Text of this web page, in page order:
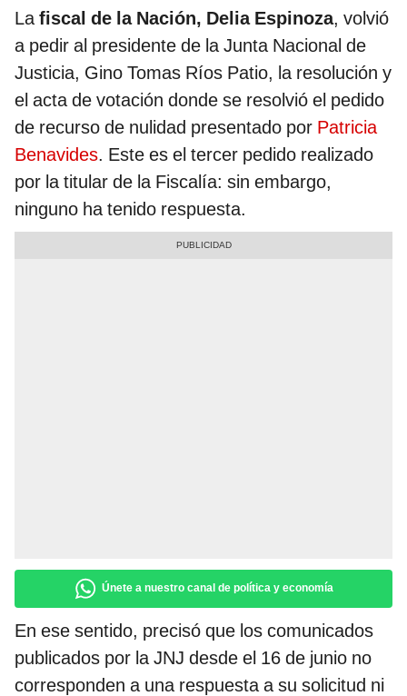
Lafiscal de la Nación, Delia Espinoza, volvió
a pedir al presidente de la Junta Nacional de
Justicia, Gino Tomas Ríos Patio, la resolución y
el acta de votación donde se resolvió el pedido
de recurso de nulidad presentado por Patricia
Benavides. Este es el tercer pedido realizado
por la titular de la Fiscalía: sin embargo,
ninguno ha tenido respuesta.
Únete a nuestro canal de política y economía
En ese sentido, precisó que los comunicados
publicados por la JNJ desde el 16 de junio no
corresponden a una respuesta a su solicitud ni